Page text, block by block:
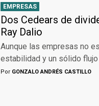
EMPRESAS
Dos Cedears de
Ray Dalio
Aunque las empresas no
estabilidad y un sólido
Por GONZALO ANDRÉS CASTILLO